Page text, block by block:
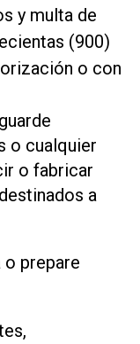
y multa de
(900)
o con
o cualquier
o fabricar
a
o prepare